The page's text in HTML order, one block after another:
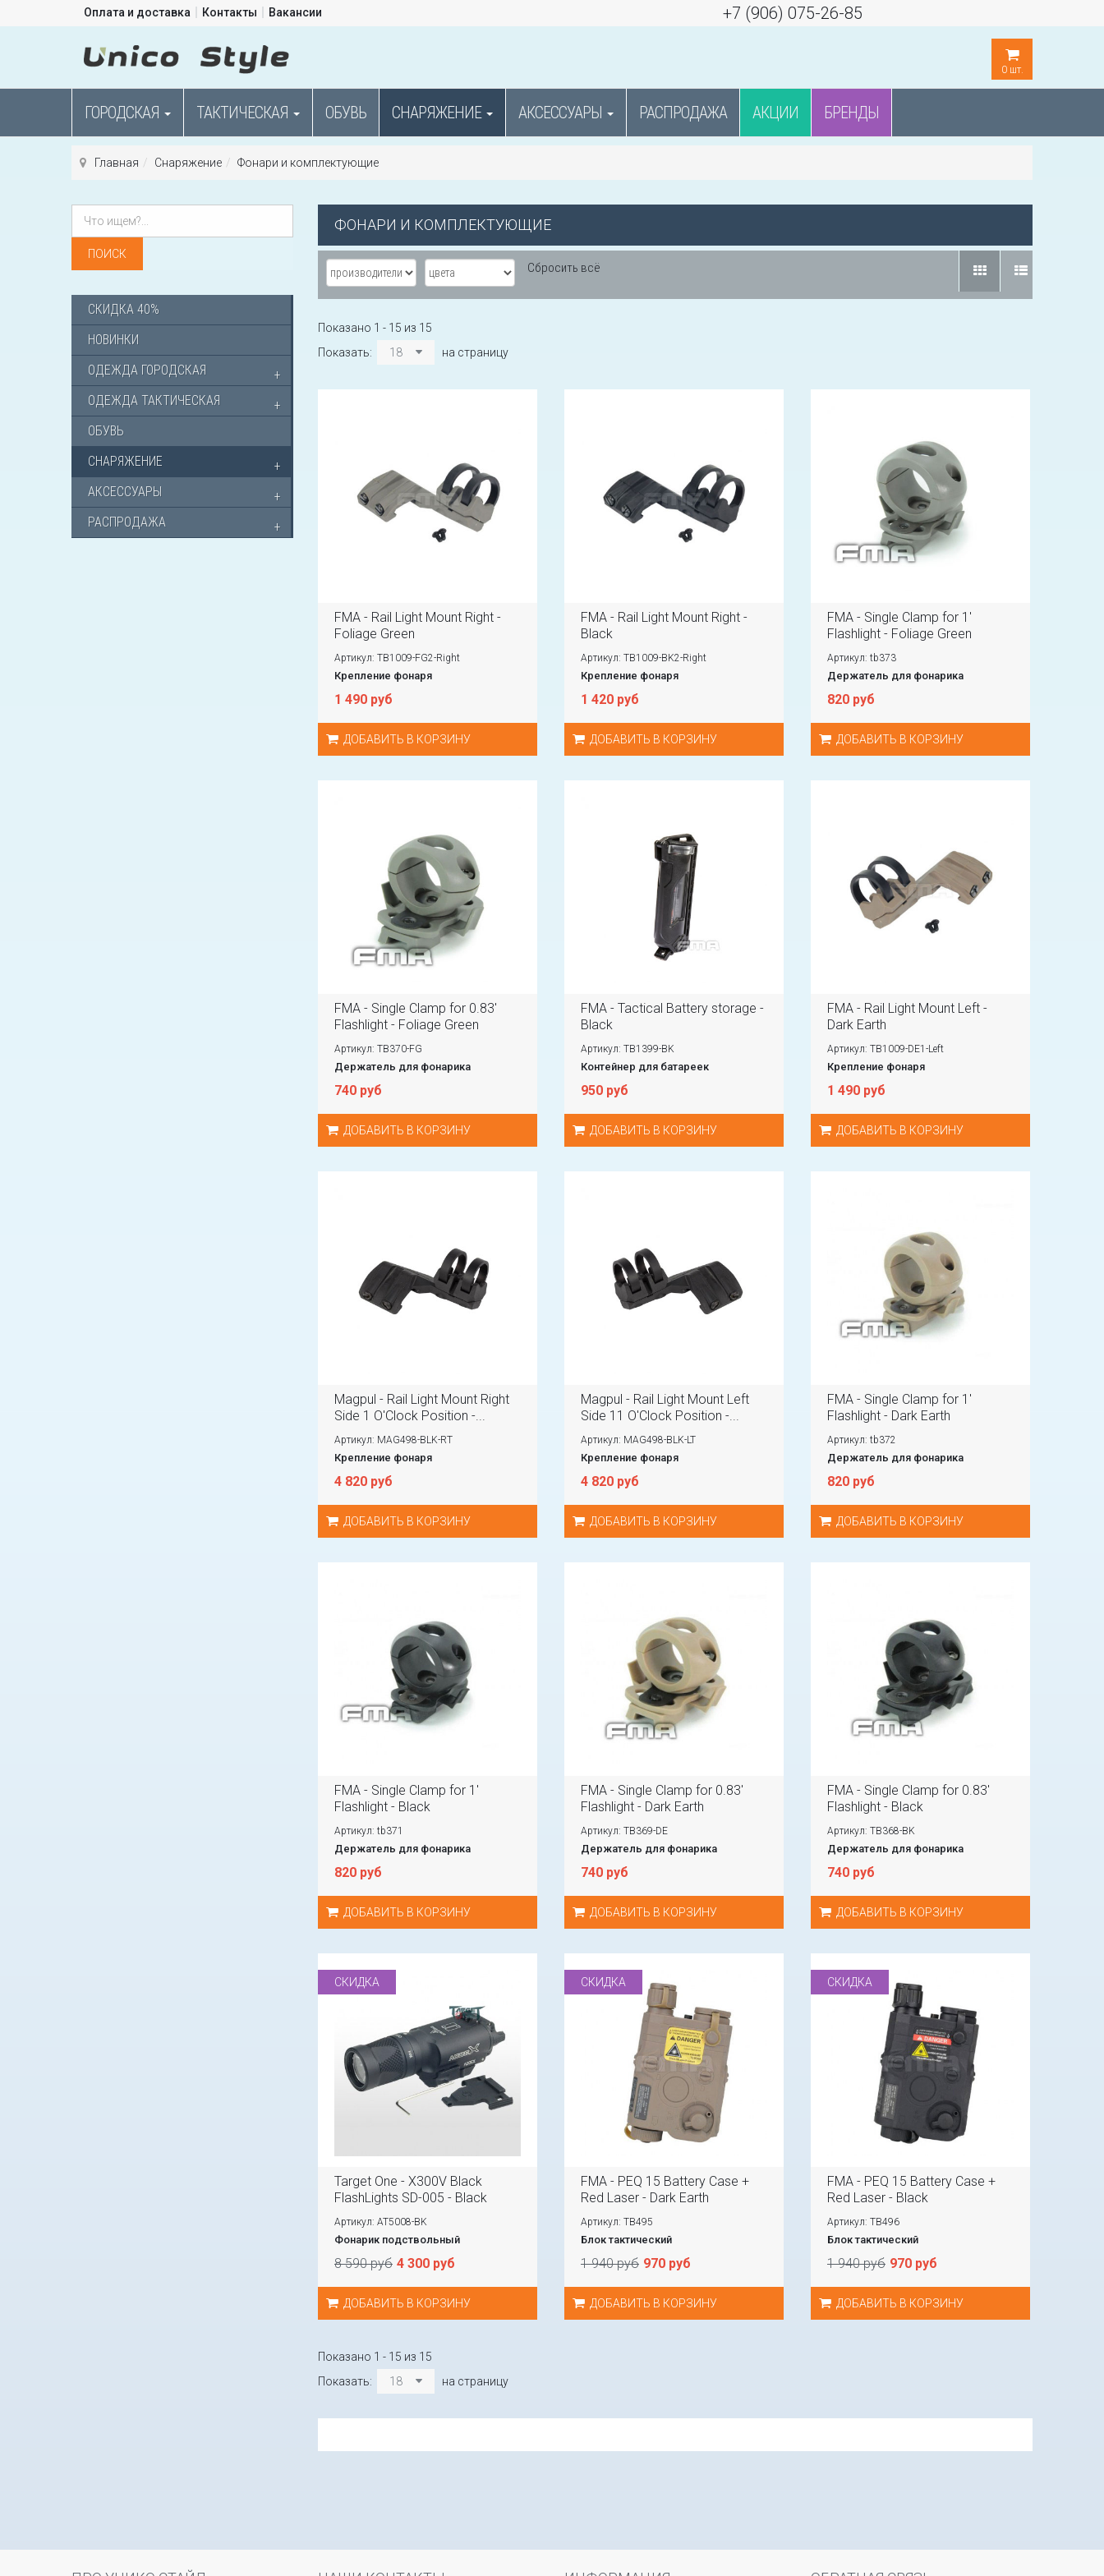
Оплата и доставка Контакты Вакансии +7 (906) 075-26-85
0шт.
ГОРОДСКАЯ ТАКТИЧЕСКАЯ ОБУВЬ СНАРЯЖЕНИЕ АКСЕССУАРЫ РАСПРОДАЖА АКЦИИ БРЕНДЫ
Главная Снаряжение Фонари и комплектующие
ФОНАРИ И КОМПЛЕКТУЮЩИЕ
Сбросить всё
Показано 1 - 15 из 15
Показать:
18 на страницу
FMA - Rail Light Mount Right -
Foliage Green
Артикул: TB1009-FG2-Right
Крепление фонаря
1 490 руб
ДОБАВИТЬ В КОРЗИНУ
FMA - Rail Light Mount Right -
Black
Артикул: TB1009-BK2-Right
Крепление фонаря
1 420 руб
ДОБАВИТЬ В КОРЗИНУ
FMA - Single Clamp for 1'
Flashlight - Foliage Green
Артикул: tb373
Держатель для фонарика
820 руб
ДОБАВИТЬ В КОРЗИНУ
FMA - Single Clamp for 0.83'
Flashlight - Foliage Green
Артикул: TB370-FG
Держатель для фонарика
740 руб
ДОБАВИТЬ В КОРЗИНУ
FMA - Tactical Battery storage -
Black
Артикул: TB1399-BK
Контейнер для батареек
950 руб
ДОБАВИТЬ В КОРЗИНУ
FMA - Rail Light Mount Left -
Dark Earth
Артикул: TB1009-DE1-Left
Крепление фонаря
1 490 руб
ДОБАВИТЬ В КОРЗИНУ
Magpul - Rail Light Mount Right
Side 1 O'Clock Position -...
Артикул: MAG498-BLK-RT
Крепление фонаря
4 820 руб
ДОБАВИТЬ В КОРЗИНУ
Magpul - Rail Light Mount Left
Side 11 O'Clock Position -...
Артикул: MAG498-BLK-LT
Крепление фонаря
4 820 руб
ДОБАВИТЬ В КОРЗИНУ
FMA - Single Clamp for 1'
Flashlight - Dark Earth
Артикул: tb372
Держатель для фонарика
820 руб
ДОБАВИТЬ В КОРЗИНУ
FMA - Single Clamp for 1'
Flashlight - Black
Артикул: tb371
Держатель для фонарика
820 руб
ДОБАВИТЬ В КОРЗИНУ
FMA - Single Clamp for 0.83'
Flashlight - Dark Earth
Артикул: TB369-DE
Держатель для фонарика
740 руб
ДОБАВИТЬ В КОРЗИНУ
FMA - Single Clamp for 0.83'
Flashlight - Black
Артикул: TB368-BK
Держатель для фонарика
740 руб
ДОБАВИТЬ В КОРЗИНУ
СКИДКА
Target One - X300V Black
FlashLights SD-005 - Black
Артикул: AT5008-BK
Фонарик подствольный
8 590 руб 4 300 руб
ДОБАВИТЬ В КОРЗИНУ
СКИДКА
FMA - PEQ 15 Battery Case +
Red Laser - Dark Earth
Артикул: TB495
Блок тактический
1 940 руб 970 руб
ДОБАВИТЬ В КОРЗИНУ
СКИДКА
FMA - PEQ 15 Battery Case +
Red Laser - Black
Артикул: TB496
Блок тактический
1 940 руб 970 руб
ДОБАВИТЬ В КОРЗИНУ
Показано 1 - 15 из 15
Показать:
18 на страницу
СКИДКА 40%
НОВИНКИ
ОДЕЖДА ГОРОДСКАЯ
ОДЕЖДА ТАКТИЧЕСКАЯ
ОБУВЬ
СНАРЯЖЕНИЕ
АКСЕССУАРЫ
РАСПРОДАЖА